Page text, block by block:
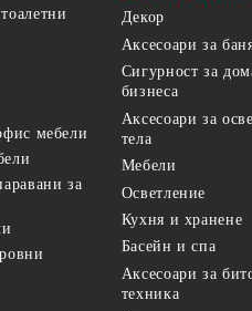
мебели
за
Декор
Аксесоари за
Сигурност за
бизнеса
Аксесоари за
тела
Мебели
Осветление
Кухня и хранене
Басейн и спа
Аксесоари за
техника